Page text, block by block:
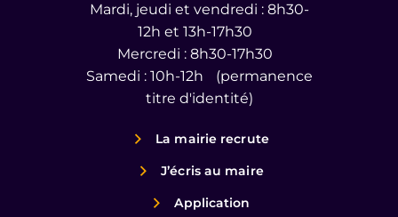
Mardi, jeudi et vendredi : 8h30-
12h et 13h-17h30
Mercredi : 8h30-17h30
Samedi : 10h-12h (permanence
titre d'identité)
La mairie recrute
J’écris au maire
Application